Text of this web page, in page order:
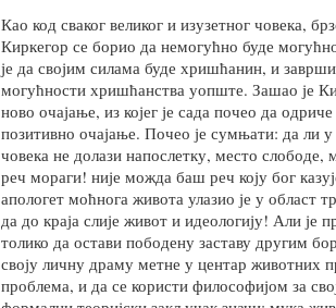
Као код сваког великог и изузетног човека,
Киркегор се борио да немогућно буде
је да својим силама буде хришћанин, и
могућности хришћанства уопште. Зашао је
ново очајање, из којег је сада почео да
позитивно очајање. Почео је сумњати: да ли у
човека не долази напослетку, место
реч мораги! није можда баш реч коју бог
апологет моћнога живота улазио је у област
да до краја слије живот и идеологију! Али је
толико да остави пободену заставу другим
своју личну драму метне у центар животних
проблема, и да се користи философијом за